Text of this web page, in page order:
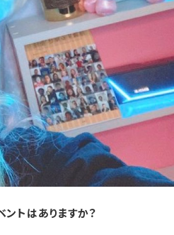
トはありますか？